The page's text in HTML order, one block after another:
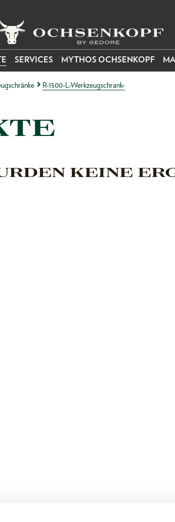
SERVICES MYTHOS OCHSENKOPF
R-1500-L-Werkzeugschrank-
KEINE